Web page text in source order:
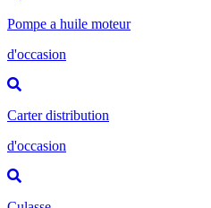
Pompe a huile moteur
d'occasion
Carter distribution
d'occasion